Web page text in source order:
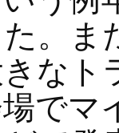
。ま
なト
でマ